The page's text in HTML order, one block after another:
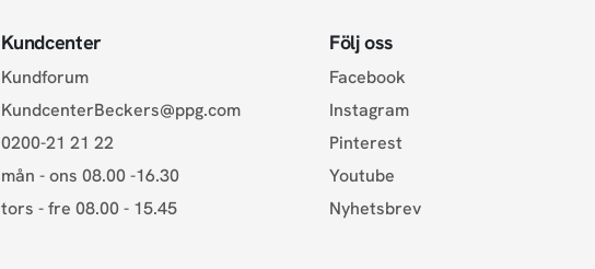
Kundcenter
Kundforum
KundcenterBeckers@ppg.com
0200-21 21 22
mån - ons 08.00 -16.30
tors - fre 08.00 - 15.45
Följ oss
Facebook
Instagram
Pinterest
Youtube
Nyhetsbrev